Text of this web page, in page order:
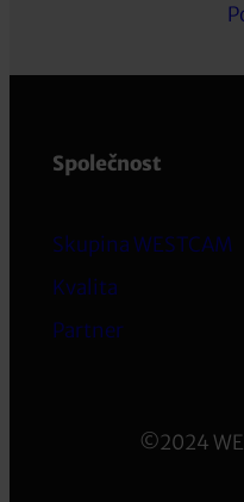
Společnost
Skupina WESTCAM
Kvalita
Partner
©2024